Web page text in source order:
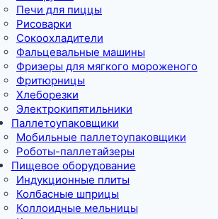
Печи для пиццы
Рисоварки
Сокоохладители
Фальцевальные машины
Фризеры для мягкого мороженого
Фритюрницы
Хлеборезки
Электрокипятильники
Паллетоупаковщики
Мобильные паллетоупаковщики
Роботы-паллетайзеры
Пищевое оборудование
Индукционные плиты
Колбасные шприцы
Коллоидные мельницы